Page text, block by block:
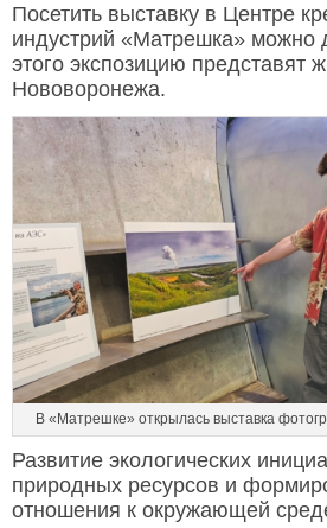
Посетить выставку в Центре
индустрий «Матрешка»
этого экспозицию представят
Нововоронежа.
В «Матрешке» открылась выставка
Развитие экологических
природных ресурсов и
отношения к окружающей